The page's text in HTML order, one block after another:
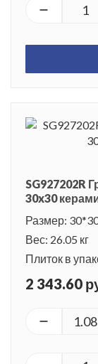
SG927202R
30x30
Размер:
Вес: 26.05 кг
Плиток в
2 343.60